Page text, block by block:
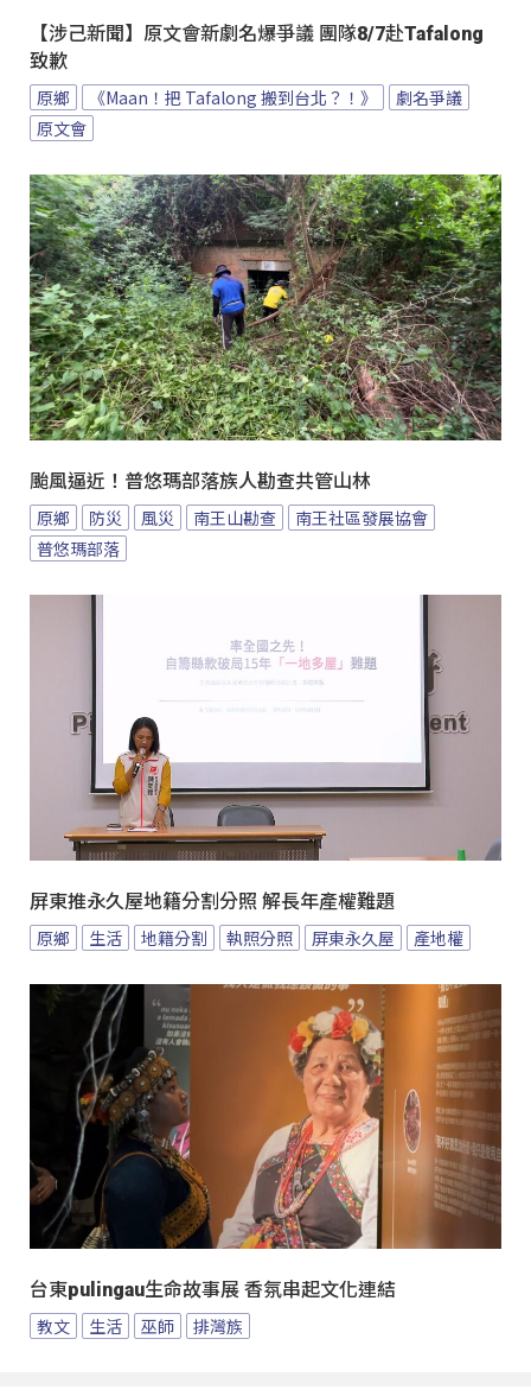
【涉己新聞】原文會新劇名爆爭議 團隊8/7赴Tafalong
致歉
原鄉 《Maan！把 Tafalong 搬到台北？！》
劇名爭議
原文會
颱風逼近！普悠瑪部落族人勘查共管山林
原鄉 防災 風災 南王山勘查
南王社區發展協會
普悠瑪部落
屏東推永久屋地籍分割分照 解長年產權難題
原鄉 生活 地籍分割 執照分照 屏東永久屋 產地權
台東pulingau生命故事展 香氛串起文化連結
教文 生活 巫師 排灣族